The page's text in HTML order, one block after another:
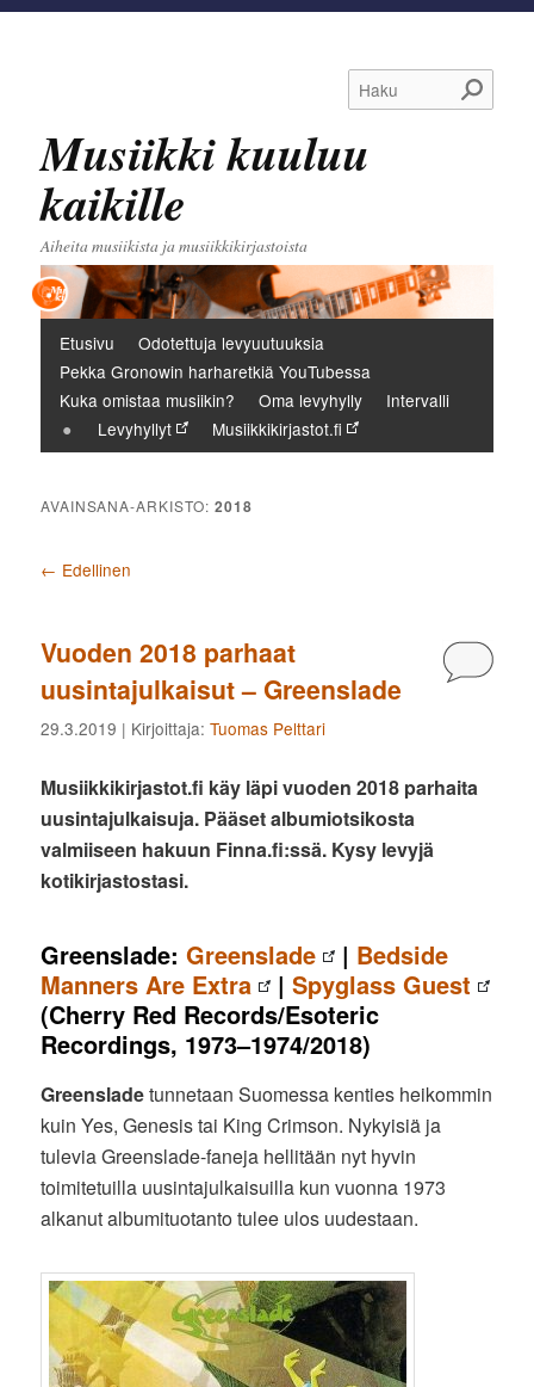
Haku
Musiikki kuuluu
kaikille
Aiheita musiikista ja musiikkikirjastoista
Päävalikko
Etusivu
Odotettuja levyuutuuksia
Pekka Gronowin harharetkiä YouTubessa
Kuka omistaa musiikin?
Oma levyhylly
Intervalli
Levyhyllyt
Musiikkikirjastot.fi
AVAINSANA-ARKISTO:2018
Artikkelien selaus
← Edellinen
Vuoden 2018 parhaat
uusintajulkaisut – Greenslade
29.3.2019 | Kirjoittaja:Tuomas Pelttari
Musiikkikirjastot.fi käy läpi vuoden 2018 parhaita
uusintajulkaisuja. Pääset albumiotsikosta
valmiiseen hakuun Finna.fi:ssä. Kysy levyjä
kotikirjastostasi.
Greenslade:Greenslade | Bedside
Manners Are Extra
|Spyglass Guest
(Cherry Red Records/Esoteric
Recordings, 1973–1974/2018)
Greensladetunnetaan Suomessa kenties heikommin
kuin Yes, Genesis tai King Crimson. Nykyisiä ja
tulevia Greenslade-faneja hellitään nyt hyvin
toimitetuilla uusintajulkaisuilla kun vuonna 1973
alkanut albumituotanto tulee ulos uudestaan.